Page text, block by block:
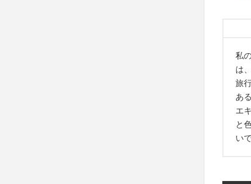
私
は
旅
あ
エ
と
い